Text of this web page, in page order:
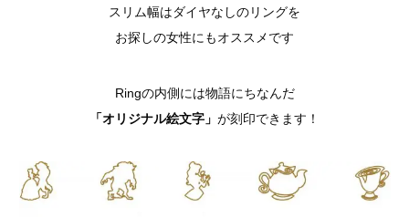
スリム幅はダイヤなしのリングを
お探しの女性にもオススメです
Ringの内側には物語にちなんだ
「オリジナル絵文字」 が刻印できます！